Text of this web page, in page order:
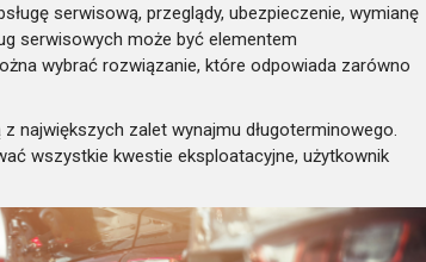
serwisową, przeglądy, ubezpieczenie, wymianę
serwisowych może być elementem
wybrać rozwiązanie, które odpowiada zarówno
największych zalet wynajmu długoterminowego.
wszystkie kwestie eksploatacyjne, użytkownik